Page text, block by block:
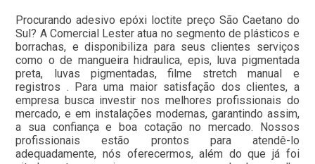
Procurando adesivo epóxi loctite preço São Caetano do
Sul? A Comercial Lester atua no segmento de plásticos e
borrachas, e disponibiliza para seus clientes serviços
como o de mangueira hidraulica, epis, luva pigmentada
preta, luvas pigmentadas, filme stretch manual e
registros . Para uma maior satisfação dos clientes, a
empresa busca investir nos melhores profissionais do
mercado, e em instalações modernas, garantindo assim,
a sua confiança e boa cotação no mercado. Nossos
profissionais estão prontos para atendê-lo
adequadamente, nós oferecermos, além do que já foi